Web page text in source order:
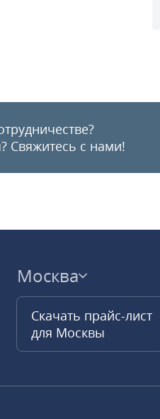
Свяжитесь с нами!
Москва
Скачать прайс-лист
для Москвы